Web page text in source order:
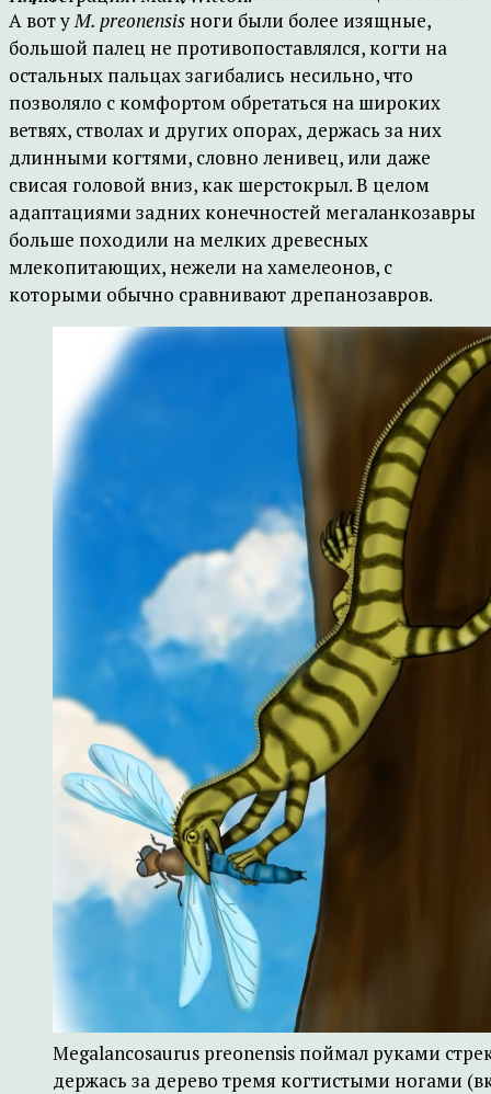
А вот уM. preonensis ноги были более изящные,
большой палец не противопоставлялся, когти на
остальных пальцах загибались несильно, что
позволяло с комфортом обретаться на широких
ветвях, стволах и других опорах, держась за них
длинными когтями, словно ленивец, или даже
свисая головой вниз, как шерстокрыл. В целом
адаптациями задних конечностей мегаланкозавры
больше походили на мелких древесных
млекопитающих, нежели на хамелеонов, с
которыми обычно сравнивают дрепанозавров.
Megalancosaurus preonensis поймал руками
держась за дерево тремя когтистыми ногами